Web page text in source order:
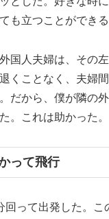
も立つことができる
国人夫婦は、その
くことなく、夫婦
だから、僕が隣の
。これは助かった。
って飛行
回って出発した。こ